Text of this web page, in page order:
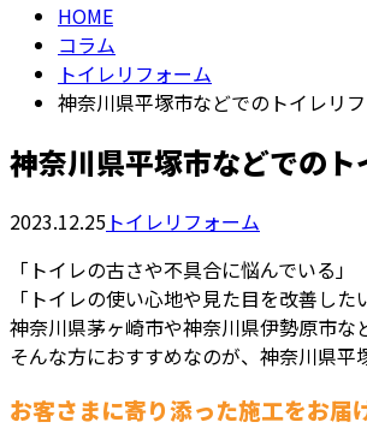
HOME
コラム
トイレリフォーム
神奈川県平塚市などでのトイレリ
神奈川県平塚市などでのト
2023.12.25 トイレリフォーム
「トイレの古さや不具合に悩んでいる」
「トイレの使い心地や見た目を改善した
神奈川県茅ヶ崎市や神奈川県伊勢原市
そんな方におすすめなのが、神奈川県平
お客さまに寄り添った施工をお届